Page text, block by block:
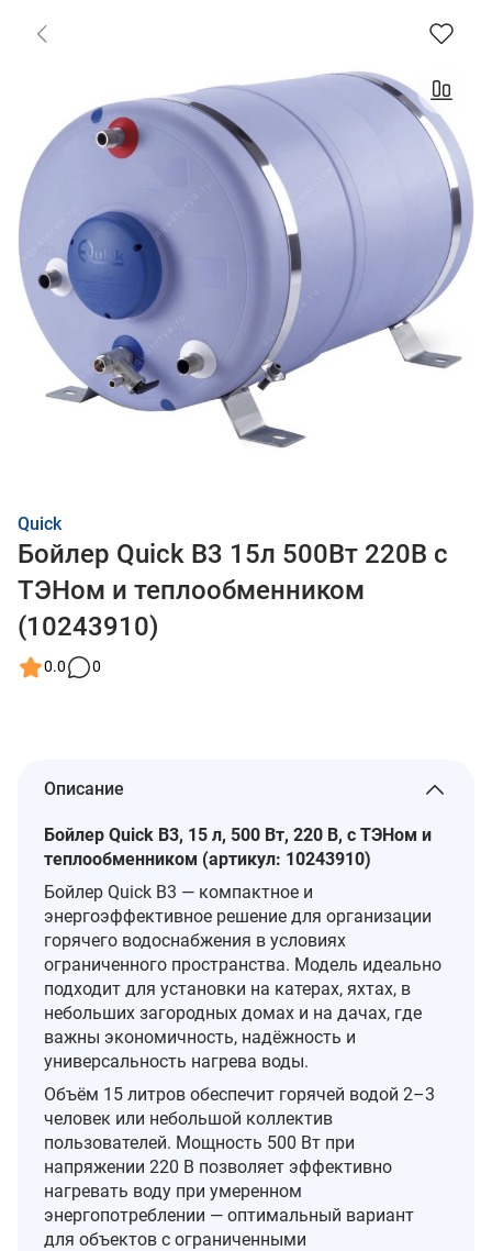
Quick
Бойлер Quick В3 15л 500Вт 220В с
ТЭНом и теплообменником
(10243910)
0.0 0
Описание
Бойлер Quick В3, 15 л, 500 Вт, 220 В, с ТЭНом и
теплообменником (артикул: 10243910)
Бойлер Quick В3 — компактное и
энергоэффективное решение для организации
горячего водоснабжения в условиях
ограниченного пространства. Модель идеально
подходит для установки на катерах, яхтах, в
небольших загородных домах и на дачах, где
важны экономичность, надёжность и
универсальность нагрева воды.
Объём 15 литров обеспечит горячей водой 2–3
человек или небольшой коллектив
пользователей. Мощность 500 Вт при
напряжении 220 В позволяет эффективно
нагревать воду при умеренном
энергопотреблении — оптимальный вариант
для объектов с ограниченными